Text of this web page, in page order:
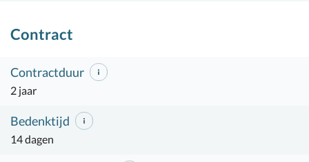
Contract
Contractduur
2 jaar
Bedenktijd
14 dagen